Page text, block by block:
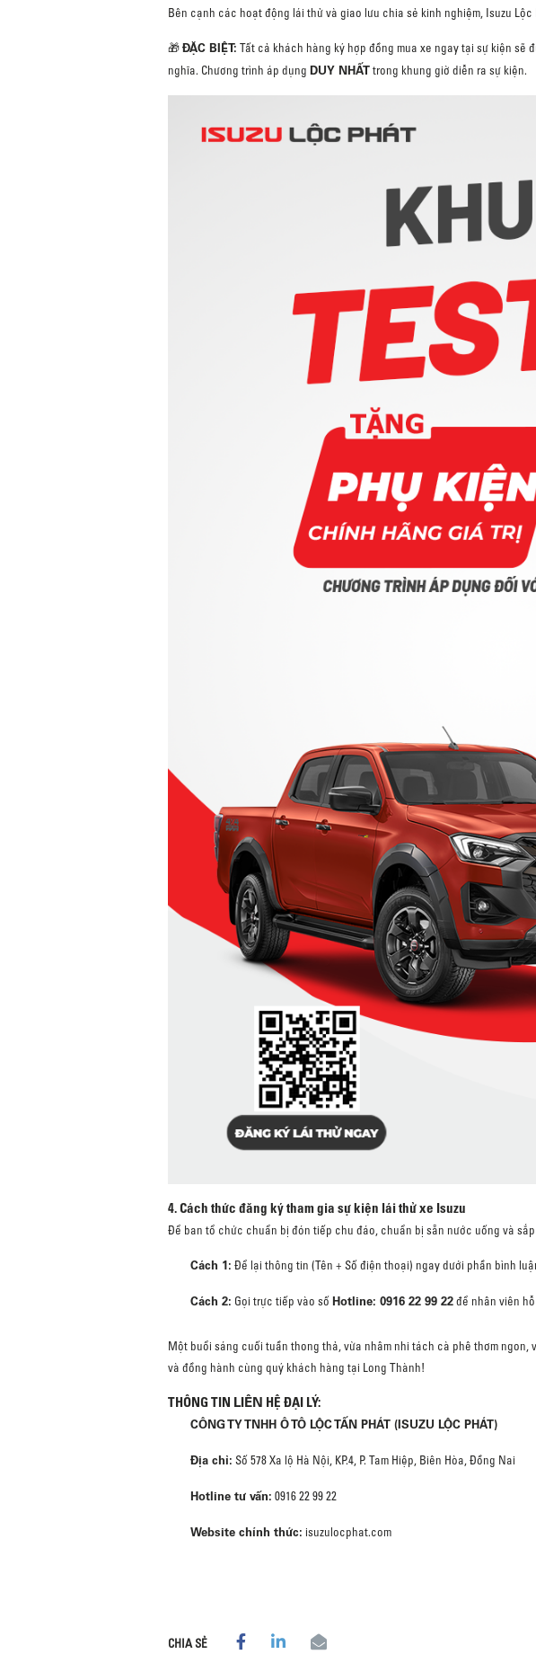
Bên cạnh các hoạt động lái thử và giao lưu chia sẻ kinh nghiệm, Isuzu
🎁ĐẶC BIỆT: Tất cả khách hàng ký hợp đồng mua xe ngay tại sự kiện sẽ
nghĩa. Chương trình áp dụng DUY NHẤTtrong khung giờ diễn ra sự kiện.
4. Cách thức đăng ký tham gia sự kiện lái thử xe Isuzu
Để ban tổ chức chuẩn bị đón tiếp chu đáo, chuẩn bị sẵn nước uống và
Cách 1: Để lại thông tin (Tên + Số điện thoại) ngay dưới phần bình
Cách 2: Gọi trực tiếp vào sốHotline: 0916 22 99 22để nhân viên
Một buổi sáng cuối tuần thong thả, vừa nhâm nhi tách cà phê thơm
và đồng hành cùng quý khách hàng tại Long Thành!
THÔNG TIN LIÊN HỆ ĐẠI LÝ:
CÔNG TY TNHH Ô TÔ LỘC TẤN PHÁT (ISUZU LỘC PHÁT)
Địa chỉ: Số 578 Xa lộ Hà Nội, KP.4, P. Tam Hiệp, Biên Hòa, Đồng Nai
Hotline tư vấn: 0916 22 99 22
Website chính thức: isuzulocphat.com
CHIA SẺ